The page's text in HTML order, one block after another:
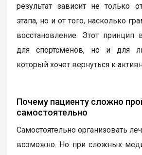
результат зависит не только
этапа, но и от того, насколько
восстановление. Этот принцип
для спортсменов, но и для
который хочет вернуться к
Почему пациенту сложно
самостоятельно
Самостоятельно организовать
возможно. Но при сложных